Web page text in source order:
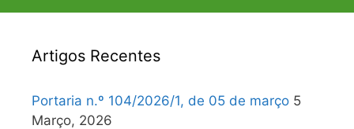
Artigos Recentes
Portaria n.º 104/2026/1, de 05 de março 5
Março, 2026